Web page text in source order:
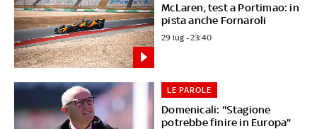
McLaren, test a Portimao: in
pista anche Fornaroli
29 lug - 23:40
Domenicali: "Stagione
potrebbe finire in Europa"
LE PAROLE